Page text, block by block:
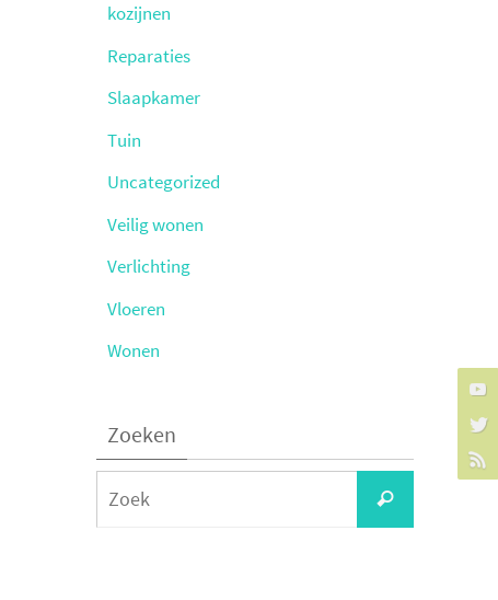
kozijnen
Reparaties
Slaapkamer
Tuin
Uncategorized
Veilig wonen
Verlichting
Vloeren
Wonen
Zoeken
Zoeken
Zoek